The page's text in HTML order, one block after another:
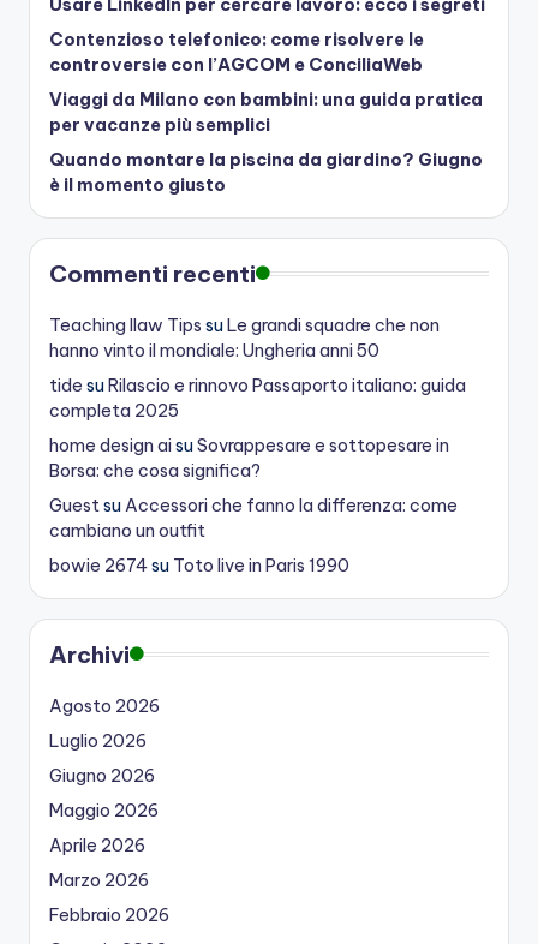
Usare LinkedIn per cercare lavoro: ecco i segreti
Contenzioso telefonico: come risolvere le
controversie con l’AGCOM e ConciliaWeb
Viaggi da Milano con bambini: una guida pratica
per vacanze più semplici
Quando montare la piscina da giardino? Giugno
è il momento giusto
Commenti recenti
Teaching Ilaw Tips su Le grandi squadre che non
hanno vinto il mondiale: Ungheria anni 50
tide su Rilascio e rinnovo Passaporto italiano: guida
completa 2025
home design ai suSovrappesare e sottopesare in
Borsa: che cosa significa?
GuestsuAccessori che fanno la differenza: come
cambiano un outfit
bowie 2674su Toto live in Paris 1990
Archivi
Agosto 2026
Luglio 2026
Giugno 2026
Maggio 2026
Aprile 2026
Marzo 2026
Febbraio 2026